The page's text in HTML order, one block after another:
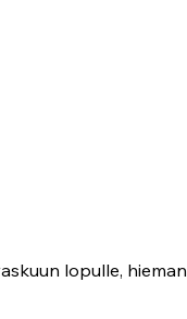
lopulle, hieman